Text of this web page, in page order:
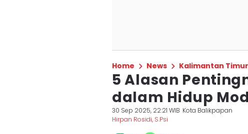
Home News Kalimantan Timur
5 Alasan
dalam Hidup
30 Sep 2025, 22:21 WIB Kota Balikpapan
Hirpan Rosidi, S.Psi